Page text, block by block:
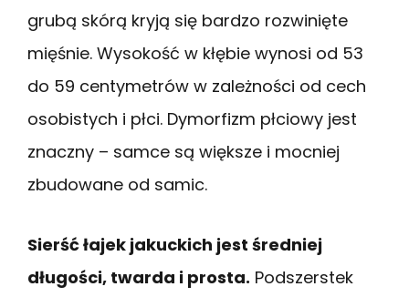
grubą skórą kryją się bardzo rozwinięte
mięśnie. Wysokość w kłębie wynosi od 53
do 59 centymetrów w zależności od cech
osobistych i płci. Dymorfizm płciowy jest
znaczny – samce są większe i mocniej
zbudowane od samic.
Sierść łajek jakuckich jest średniej
długości, twarda i prosta. Podszerstek